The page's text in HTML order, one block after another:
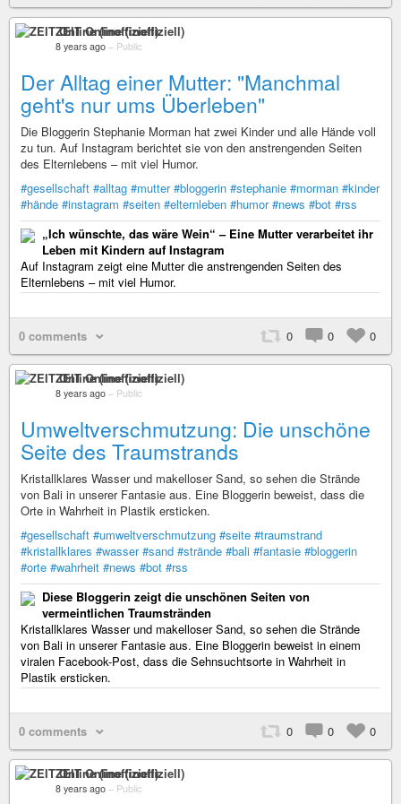
ZEIT Online (inoffiziell)
8 years ago – Public
Der Alltag einer Mutter: "Manchmal
geht's nur ums Überleben"
Die Bloggerin Stephanie Morman hat zwei Kinder und alle Hände voll
zu tun. Auf Instagram berichtet sie von den anstrengenden Seiten
des Elternlebens – mit viel Humor.
#gesellschaft #alltag #mutter #bloggerin #stephanie #morman #kinder
#hände #instagram #seiten #elternleben #humor #news #bot #rss
„Ich wünschte, das wäre Wein“ – Eine Mutter verarbeitet ihr
Leben mit Kindern auf Instagram
Auf Instagram zeigt eine Mutter die anstrengenden Seiten des
Elternlebens – mit viel Humor.
0 comments 0 0 0
ZEIT Online (inoffiziell)
8 years ago – Public
Umweltverschmutzung: Die unschöne
Seite des Traumstrands
Kristallklares Wasser und makelloser Sand, so sehen die Strände
von Bali in unserer Fantasie aus. Eine Bloggerin beweist, dass die
Orte in Wahrheit in Plastik ersticken.
#gesellschaft #umweltverschmutzung #seite #traumstrand
#kristallklares #wasser #sand #strände #bali #fantasie #bloggerin
#orte #wahrheit #news #bot #rss
Diese Bloggerin zeigt die unschönen Seiten von
vermeintlichen Traumstränden
Kristallklares Wasser und makelloser Sand, so sehen die Strände
von Bali in unserer Fantasie aus. Eine Bloggerin beweist in einem
viralen Facebook-Post, dass die Sehnsuchtsorte in Wahrheit in
Plastik ersticken.
0 comments 0 0 0
ZEIT Online (inoffiziell)
8 years ago – Public